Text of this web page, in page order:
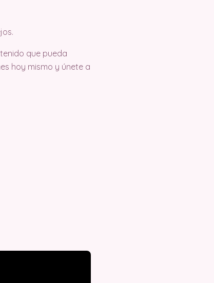
que pueda
hoy mismo y únete a